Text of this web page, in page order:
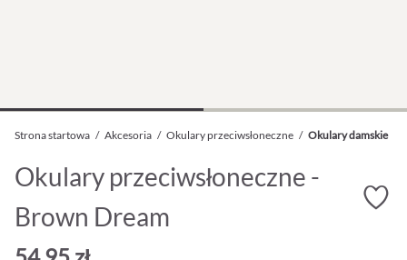
Strona startowa / Akcesoria / Okulary przeciwsłoneczne / Okulary damskie
Okulary przeciwsłoneczne -
Brown Dream